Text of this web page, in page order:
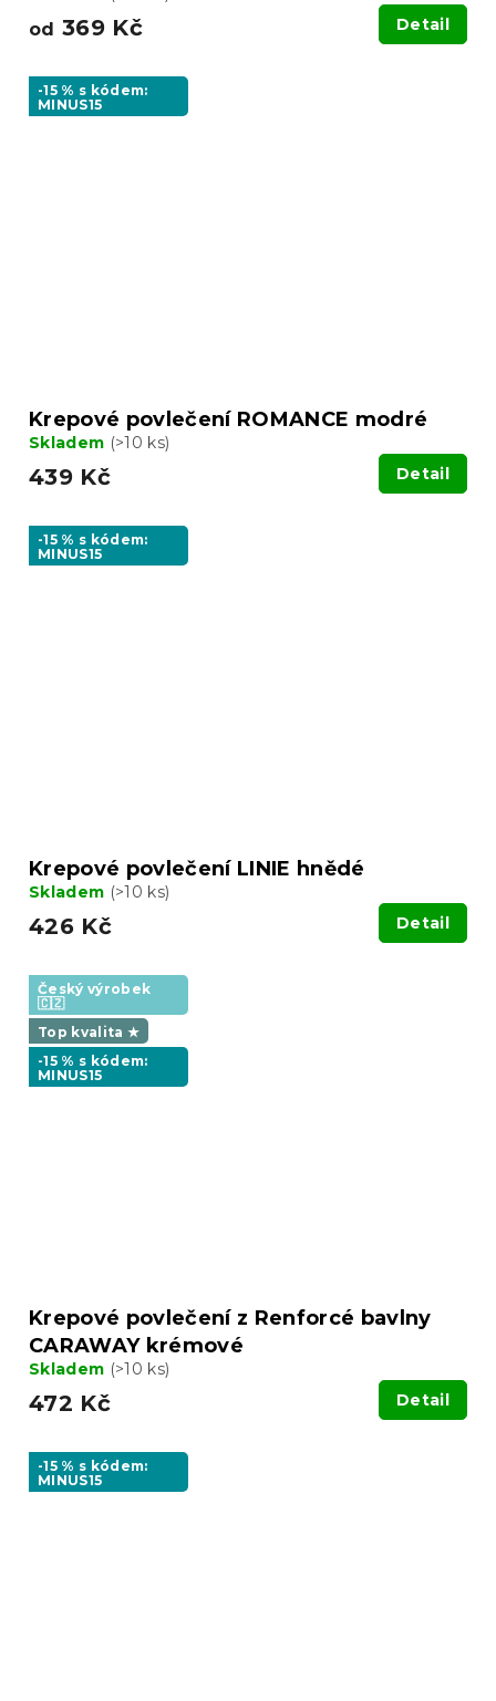
od 369 Kč Detail
-15 % s kódem:
MINUS15
Krepové povlečení ROMANCE modré
Skladem (>10 ks)
439 Kč Detail
-15 % s kódem:
MINUS15
Krepové povlečení LINIE hnědé
Skladem (>10 ks)
426 Kč Detail
Český výrobek
🇨🇿
Top kvalita ★
-15 % s kódem:
MINUS15
Krepové povlečení z Renforcé bavlny
CARAWAY krémové
Skladem (>10 ks)
472 Kč Detail
-15 % s kódem:
MINUS15